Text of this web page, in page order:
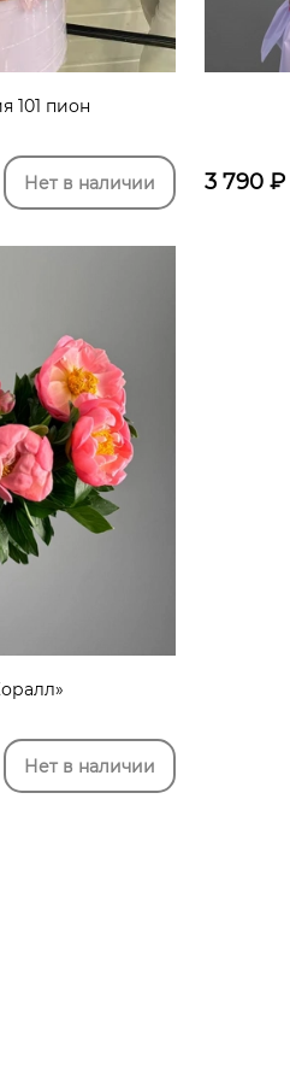
101 пион
Нет в наличии 3 790₽
Нет в наличии